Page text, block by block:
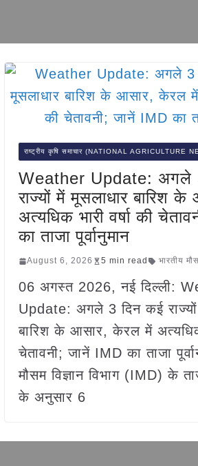
राष्ट्रीय कृषि समाचार (NATIONAL AGRICULTURE
Weather Update: अगले
राज्यों में मूसलाधार बारिश
अत्यधिक भारी वर्षा की
का ताजा पूर्वानुमान
August 6, 2026 5 min read भारतीय
06 अगस्त 2026, नई दिल्ली:
Update: अगले 3 दिन कई
बारिश के आसार, केरल में अत्यधिक
चेतावनी; जानें IMD का ताजा
मौसम विज्ञान विभाग (IMD) के
के अनुसार 6